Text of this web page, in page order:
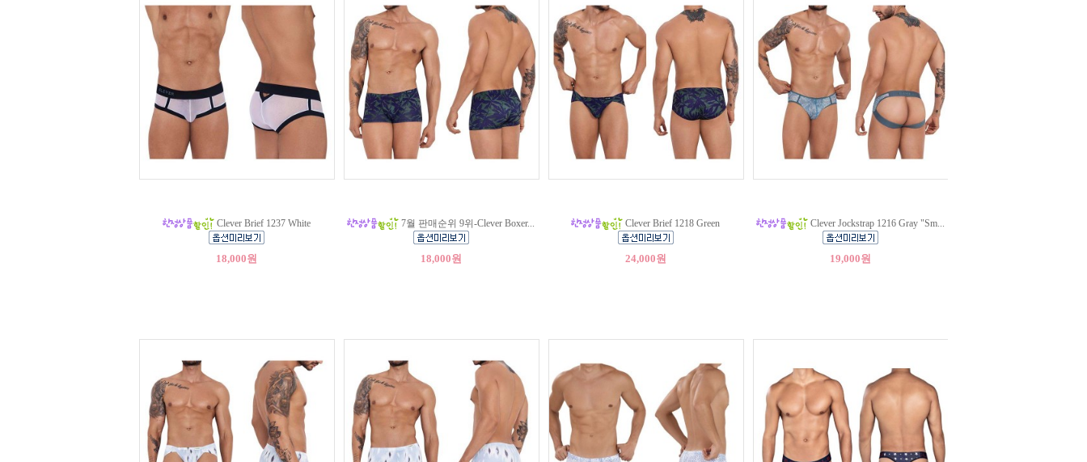
Clever Brief 1237 White
18,000원
7월 판매순위 9위-Clever Boxer...
18,000원
Clever Brief 1218 Green
24,000원
Clever Jockstrap 1216 Gray "Sm...
19,000원